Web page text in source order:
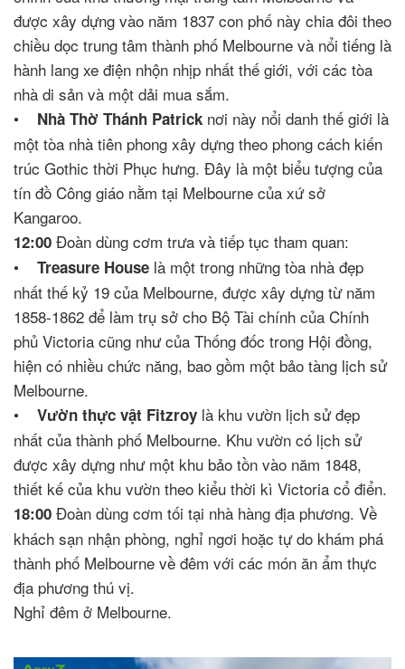
được xây dựng vào năm 1837 con phố này chia đôi theo
chiều dọc trung tâm thành phố Melbourne và nổi tiếng là
hành lang xe điện nhộn nhịp nhất thế giới, với các tòa
nhà di sản và một dải mua sắm.
• Nhà Thờ Thánh Patrick nơi này nổi danh thế giới là
một tòa nhà tiên phong xây dựng theo phong cách kiến
trúc Gothic thời Phục hưng. Đây là một biểu tượng của
tín đồ Công giáo nằm tại Melbourne của xứ sở
Kangaroo.
12:00 Đoàn dùng cơm trưa và tiếp tục tham quan:
• Treasure House là một trong những tòa nhà đẹp
nhất thế kỷ 19 của Melbourne, được xây dựng từ năm
1858-1862 để làm trụ sở cho Bộ Tài chính của Chính
phủ Victoria cũng như của Thống đốc trong Hội đồng,
hiện có nhiều chức năng, bao gồm một bảo tàng lịch sử
Melbourne.
• Vườn thực vật Fitzroy là khu vườn lịch sử đẹp
nhất của thành phố Melbourne. Khu vườn có lịch sử
được xây dựng như một khu bảo tồn vào năm 1848,
thiết kế của khu vườn theo kiểu thời kì Victoria cổ điển.
18:00 Đoàn dùng cơm tối tại nhà hàng địa phương. Về
khách sạn nhận phòng, nghỉ ngơi hoặc tự do khám phá
thành phố Melbourne về đêm với các món ăn ẩm thực
địa phương thú vị.
Nghỉ đêm ở Melbourne.